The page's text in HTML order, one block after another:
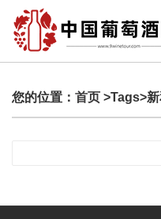
您的位置： 首页 >Tags>新